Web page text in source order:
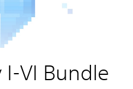
I-VI Bundle